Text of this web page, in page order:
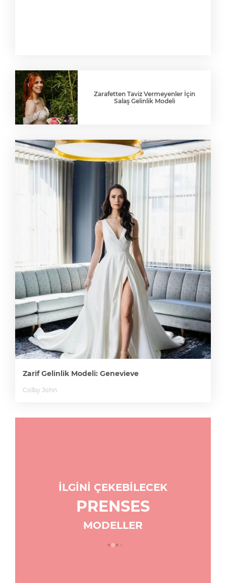
Zarafetten Taviz Vermeyenler İçin
Salaş Gelinlik Modeli
Zarif Gelinlik Modeli: Genevieve
Colby John
İLGİNİ ÇEKEBİLECEK
PRENSES
MODELLER